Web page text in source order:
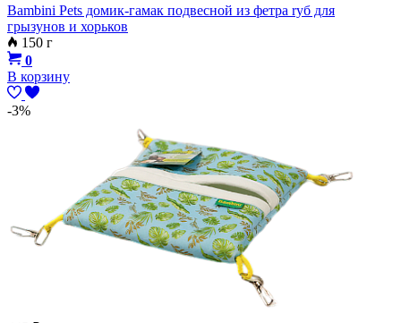
Bambini Pets домик-гамак подвесной из фетра rуб для
грызунов и хорьков
150 г
0
В корзину
-3%